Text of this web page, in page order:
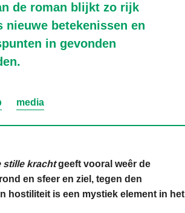
de roman blijkt zo rijk
nieuwe betekenissen en
in gevonden
media
stille krachtgeeft vooral weêr de
en sfeer en ziel, tegen den
hostiliteit is een mystiek element in het